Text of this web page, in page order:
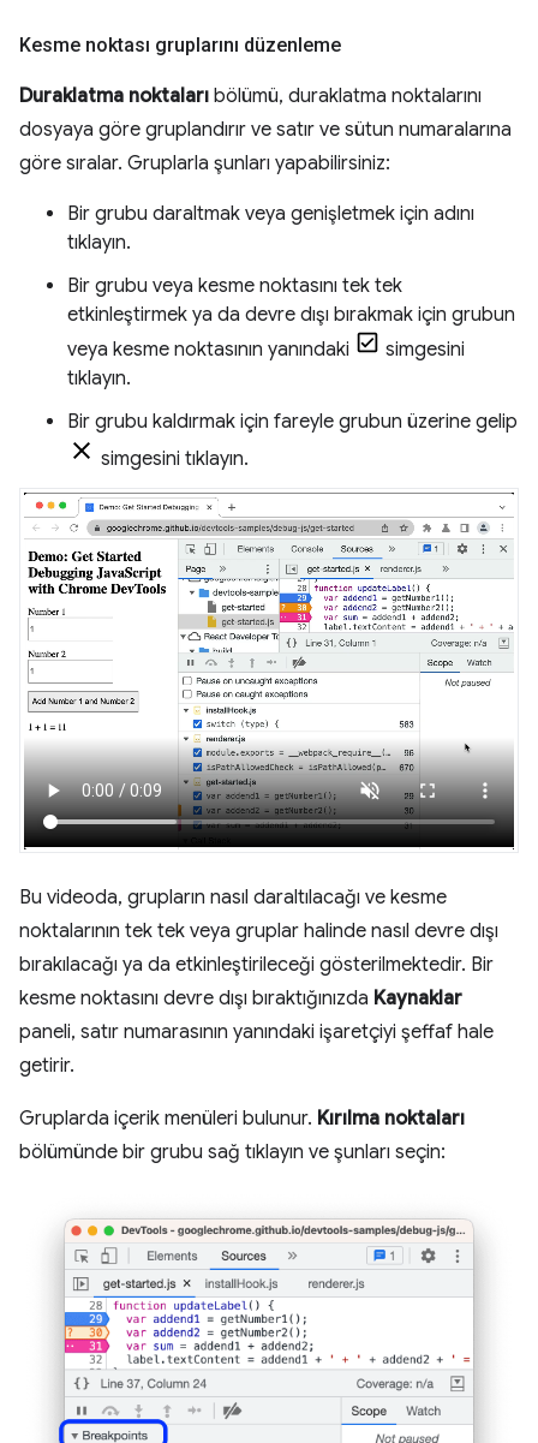
Kesme noktası gruplarını düzenleme
Duraklatma noktaları bölümü, duraklatma noktalarını
dosyaya göre gruplandırır ve satır ve sütun numaralarına
göre sıralar. Gruplarla şunları yapabilirsiniz:
Bir grubu daraltmak veya genişletmek için adını
tıklayın.
Bir grubu veya kesme noktasını tek tek
etkinleştirmek ya da devre dışı bırakmak için grubun
veya kesme noktasının yanındaki
simgesini
tıklayın.
Bir grubu kaldırmak için fareyle grubun üzerine gelip
simgesini tıklayın.
Bu videoda, grupların nasıl daraltılacağı ve kesme
noktalarının tek tek veya gruplar halinde nasıl devre dışı
bırakılacağı ya da etkinleştirileceği gösterilmektedir. Bir
kesme noktasını devre dışı bıraktığınızda Kaynaklar
paneli, satır numarasının yanındaki işaretçiyi şeffaf hale
getirir.
Gruplarda içerik menüleri bulunur. Kırılma noktaları
bölümünde bir grubu sağ tıklayın ve şunları seçin: